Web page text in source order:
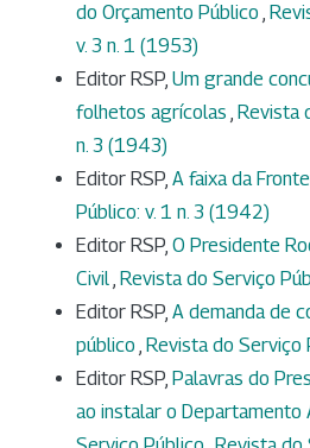
do Orçamento Público ,
v. 3 n. 1 (1953)
Editor RSP, Um grande
folhetos agrícolas , Revista
n. 3 (1943)
Editor RSP, A faixa da
Público: v. 1 n. 3 (1942)
Editor RSP, O Presidente
Civil, Revista do Serviço
Editor RSP, A demanda de
público , Revista do Serviço
Editor RSP, Palavras do
ao instalar o Departamento